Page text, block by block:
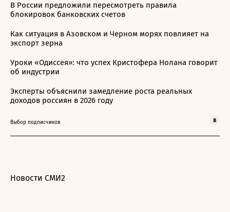
В России предложили пересмотреть правила
блокировок банковских счетов
Как ситуация в Азовском и Черном морях повлияет на
экспорт зерна
Уроки «Одиссея»: что успех Кристофера Нолана говорит
об индустрии
Эксперты объяснили замедление роста реальных
доходов россиян в 2026 году
Выбор подписчиков
Новости СМИ2